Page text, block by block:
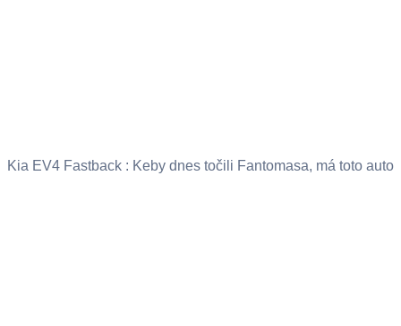
Kia EV4 Fastback : Keby dnes točili Fantomasa, má toto auto